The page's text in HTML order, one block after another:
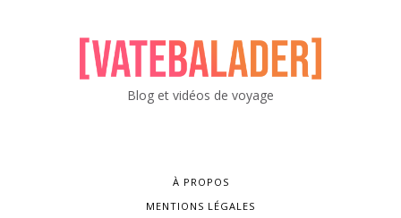
Blog et vidéos de voyage
À PROPOS
MENTIONS LÉGALES